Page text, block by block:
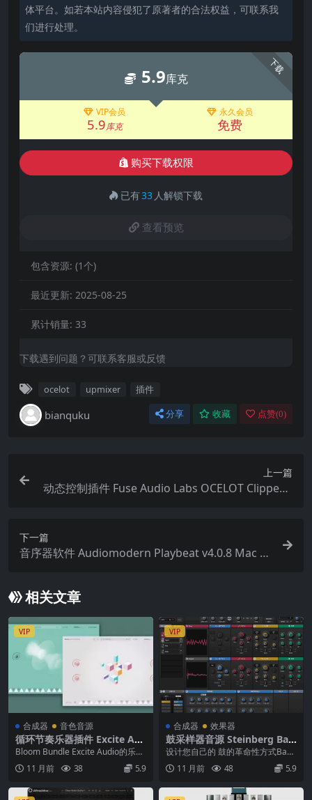
体平台。如若本站内容侵犯了原著者的合法权益，可联系我
们进行处理。
下载
5.9库克
VIP会员
5.9库克
永久会员
免费
购买下载权限
已有33 人解锁下载
查看预览
包含资源: (1个)
最近更新: 2025-08-25
累计销量: 33
下载遇到问题？可联系客服或反馈
ocelot upmixer 插件
bianquku 分享 收藏 点赞(0)
上一篇
动态控制插件 Fuse Audio Labs OCELOT Clipper v
下一篇
音序器软件 Audiomodern Playbeat v4.0.8 Mac W
相关文章
VIP
合成器 音色音源
循环节奏乐器插件 Excite Au
dio Bloom Bundle 2025.6 -
WiN
Bloom Bundle Excite Audio的乐器
捆绑包。 与Bloom一...
11 月前 38 5.9
VIP
合成器 效果器
鼓采样器音源 Steinberg Bac
kBone v1.6.10
设计您自己的 鼓的革命性方式Back
bone 是您新的、创新的鼓设计器，
用于单脚...
11 月前 48 5.9